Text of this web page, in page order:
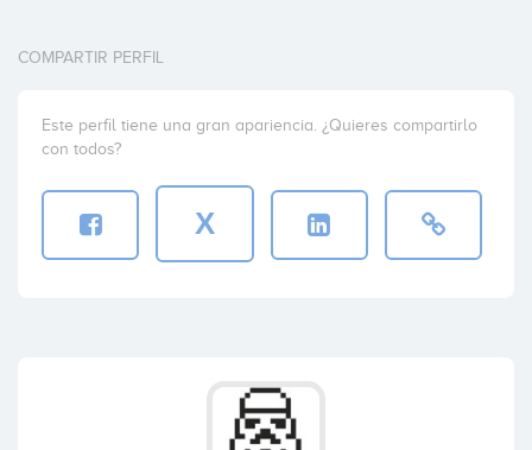
COMPARTIR PERFIL
Este perfil tiene una gran apariencia. ¿Quieres compartirlo
con todos?
X